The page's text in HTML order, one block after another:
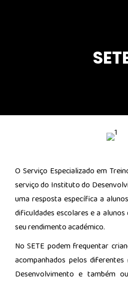
O Serviço Especializado em
serviço do Instituto do
uma resposta específica a
dificuldades escolares e a
seu rendimento académico.
No SETE podem frequentar
acompanhados pelos
Desenvolvimento e também